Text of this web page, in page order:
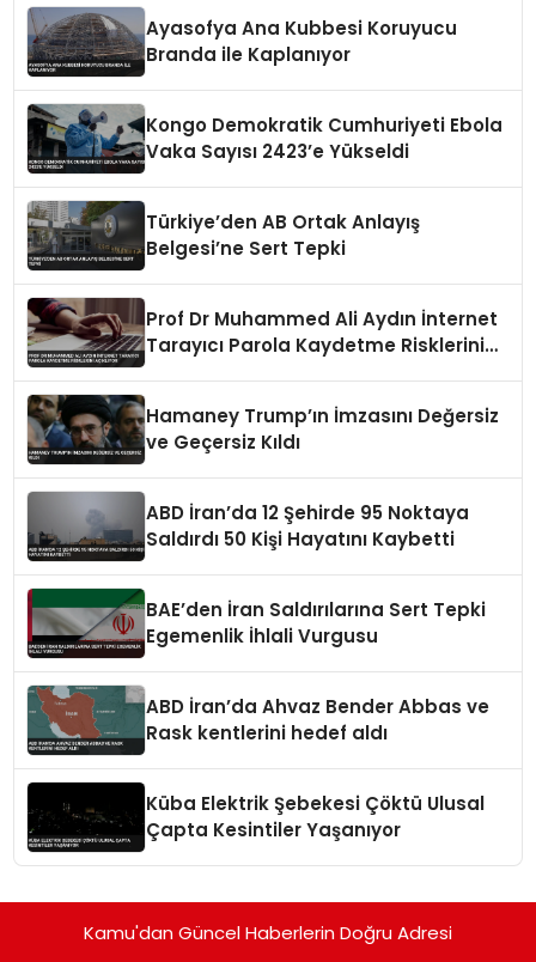
Ayasofya Ana Kubbesi Koruyucu
Branda ile Kaplanıyor
Kongo Demokratik Cumhuriyeti Ebola
Vaka Sayısı 2423’e Yükseldi
Türkiye’den AB Ortak Anlayış
Belgesi’ne Sert Tepki
Prof Dr Muhammed Ali Aydın İnternet
Tarayıcı Parola Kaydetme Risklerini
Hamaney Trump’ın İmzasını Değersiz
ve Geçersiz Kıldı
ABD İran’da 12 Şehirde 95 Noktaya
Saldırdı 50 Kişi Hayatını Kaybetti
BAE’den İran Saldırılarına Sert Tepki
Egemenlik İhlali Vurgusu
ABD İran’da Ahvaz Bender Abbas ve
Rask kentlerini hedef aldı
Küba Elektrik Şebekesi Çöktü Ulusal
Çapta Kesintiler Yaşanıyor
Kamu'dan Güncel Haberlerin Doğru Adresi